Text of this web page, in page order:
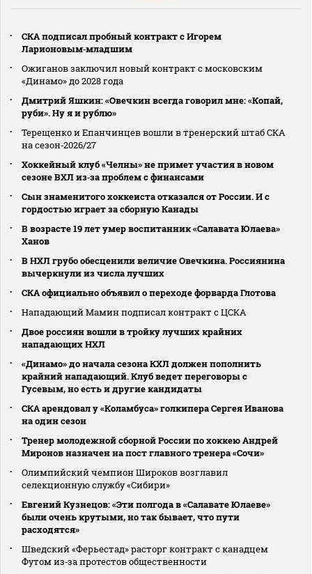
СКА подписал пробный контракт с Игорем
Ларионовым‑младшим
Ожиганов заключил новый контракт с московским
«Динамо» до 2028 года
Дмитрий Яшкин: «Овечкин всегда говорил мне: «Копай,
руби». Ну я и рублю»
Терещенко и Епанчинцев вошли в тренерский штаб СКА
на сезон‑2026/27
Хоккейный клуб «Челны» не примет участия в новом
сезоне ВХЛ из‑за проблем с финансами
Сын знаменитого хоккеиста отказался от России. И с
гордостью играет за сборную Канады
В возрасте 19 лет умер воспитанник «Салавата Юлаева»
Ханов
В НХЛ грубо обесценили величие Овечкина. Россиянина
вычеркнули из числа лучших
СКА официально объявил о переходе форварда Глотова
Нападающий Мамин подписал контракт с ЦСКА
Двое россиян вошли в тройку лучших крайних
нападающих НХЛ
«Динамо» до начала сезона КХЛ должен пополнить
крайний нападающий. Клуб ведет переговоры с
Гусевым, но есть и другие кандидаты
СКА арендовал у «Коламбуса» голкипера Сергея Иванова
на один сезон
Тренер молодежной сборной России по хоккею Андрей
Миронов назначен на пост главного тренера «Сочи»
Олимпийский чемпион Широков возглавил
селекционную службу «Сибири»
Евгений Кузнецов: «Эти полгода в «Салавате Юлаеве»
были очень крутыми, но так бывает, что пути
расходятся»
Шведский «Ферьестад» расторг контракт с канадцем
Футом из‑за протестов общественности